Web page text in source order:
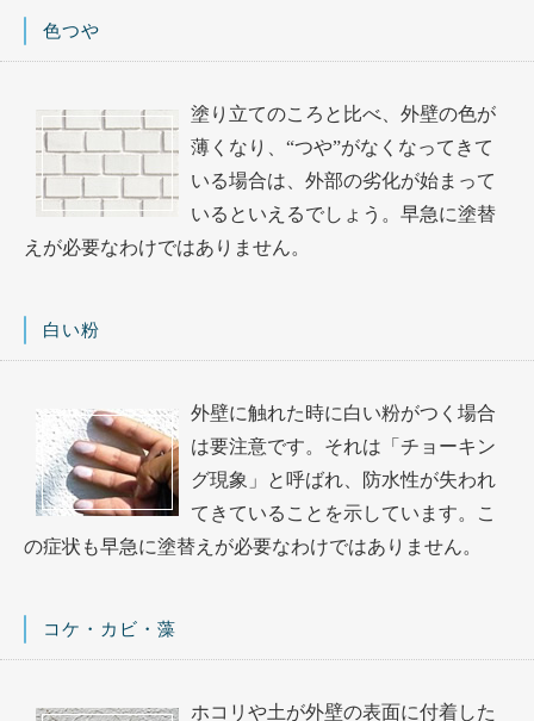
色つや
塗り立てのころと比べ、外壁の色が
薄くなり、“つや”がなくなってきて
いる場合は、外部の劣化が始まって
いるといえるでしょう。早急に塗替
えが必要なわけではありません。
白い粉
外壁に触れた時に白い粉がつく場合
は要注意です。それは「チョーキン
グ現象」と呼ばれ、防水性が失われ
てきていることを示しています。こ
の症状も早急に塗替えが必要なわけではありません。
コケ・カビ・藻
ホコリや土が外壁の表面に付着した